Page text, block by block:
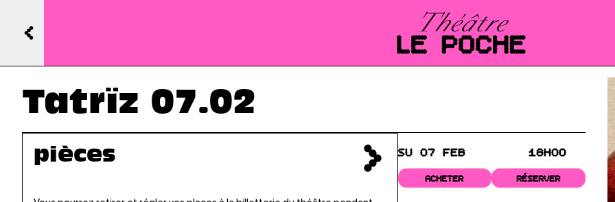
Tatrïz 07.02
pièces SU 07 FEB 18H00
ACHETER RÉSERVER